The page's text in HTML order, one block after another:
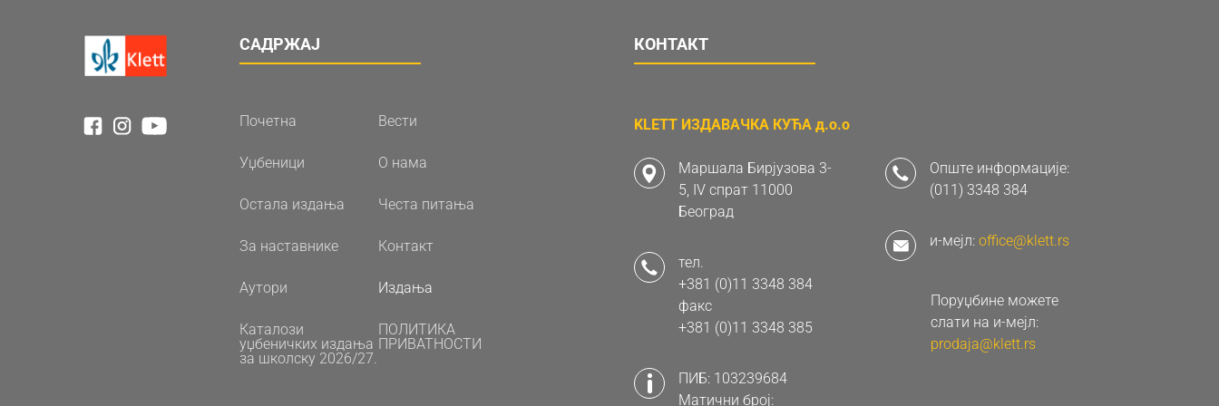
САДРЖАЈ
Почетна Вести
Уџбеници О нама
Остала издања Честа питања
За наставнике Контакт
Аутори Издања
Каталози
уџбеничких издања
за школску 2026/27.
ПОЛИТИКА
ПРИВАТНОСТИ
КОНТАКТ
KLETT ИЗДАВАЧКА КУЋА д.о.о
Маршала Бирјузова 3-
5, IV спрат 11000
Београд
тел.
+381 (0)11 3348 384
факс
+381 (0)11 3348 385
ПИБ: 103239684
Матични број:
Опште информације:
(011) 3348 384
и-мејл: office@klett.rs
Поруџбине можете
слати на и-мејл:
prodaja@klett.rs